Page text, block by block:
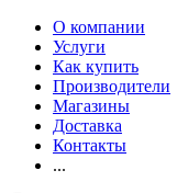
О компании
Услуги
Как купить
Производители
Магазины
Доставка
Контакты
...